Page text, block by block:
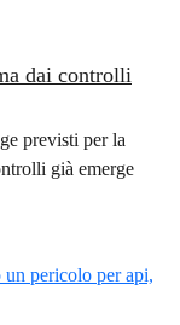
dai controlli
previsti per la
già emerge